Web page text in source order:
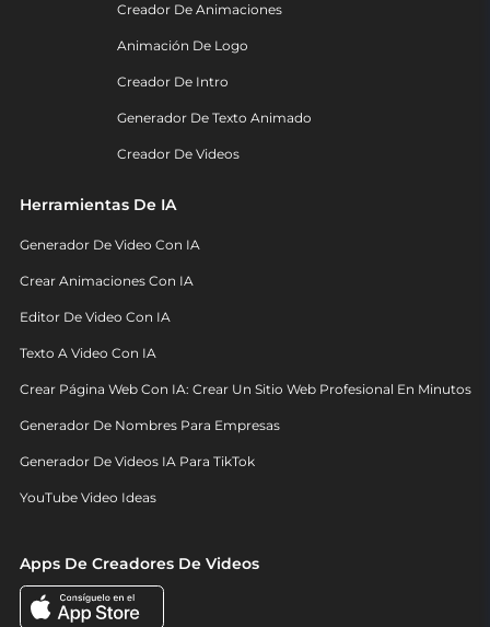
Creador De Animaciones
Animación De Logo
Creador De Intro
Generador De Texto Animado
Creador De Videos
Herramientas De IA
Generador De Video Con IA
Crear Animaciones Con IA
Editor De Video Con IA
Texto A Video Con IA
Crear Página Web Con IA: Crear Un Sitio Web Profesional En Minutos
Generador De Nombres Para Empresas
Generador De Videos IA Para TikTok
YouTube Video Ideas
Apps De Creadores De Videos